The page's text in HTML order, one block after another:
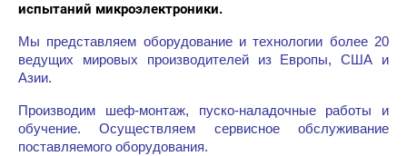
испытаний микроэлектроники.
Мы представляем оборудование и технологии более 20
ведущих мировых производителей из Европы, США и
Азии.
Производим шеф-монтаж, пуско-наладочные работы и
обучение. Осуществляем сервисное обслуживание
поставляемого оборудования.